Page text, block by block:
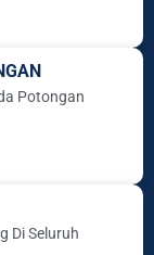
Potongan
Di Seluruh